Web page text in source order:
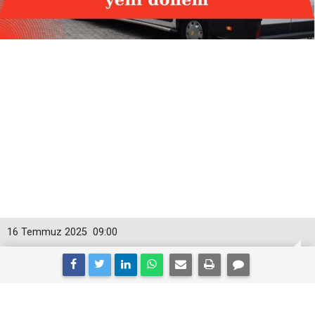
09:00
16 Temmuz 2025